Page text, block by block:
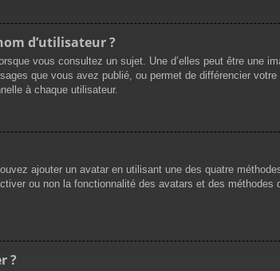
d’utilisateur ?
vous consultez un sujet. Une d’elles peut être une
que vous avez publié, ou permet de différencier
à chaque utilisateur.
ajouter un avatar en utilisant une des quatre
ou non la fonctionnalité des avatars et des
?